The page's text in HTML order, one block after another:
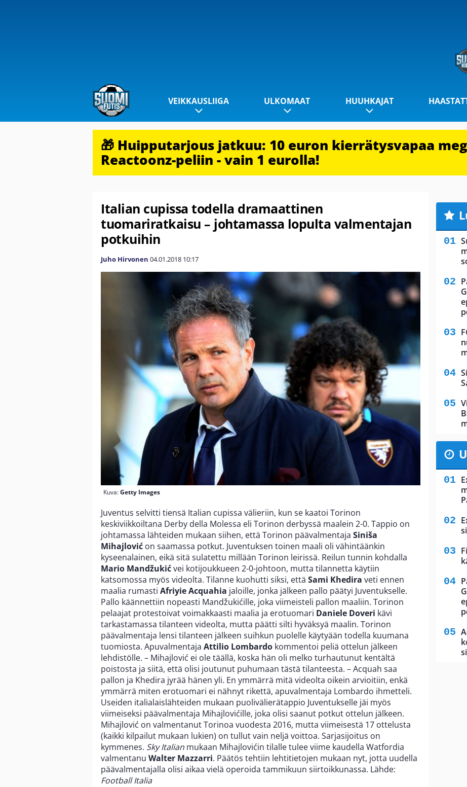
VEIKKAUSLIIGA ULKOMAAT HUUHKAJAT
🎁 Huipputarjous jatkuu: 10 euron kierrätysvapaa
Reactoonz-peliin - vain 1 eurolla!
Italian cupissa todella dramaattinen
tuomariratkaisu – johtamassa lopulta valmentajan
potkuihin
Juho Hirvonen 04.01.2018 10:17
Kuva:Getty Images
Juventus selvitti tiensä Italian cupissa välieriin, kun se kaatoi Torinon
keskiviikkoiltana Derby della Molessa eli Torinon derbyssä maalein 2-0. Tappio on
johtamassa lähteiden mukaan siihen, että Torinon päävalmentaja Siniša
Mihajlović on saamassa potkut. Juventuksen toinen maali oli vähintäänkin
kyseenalainen, eikä sitä sulatettu millään Torinon leirissä. Reilun tunnin kohdalla
Mario Mandžukićvei kotijoukkueen 2-0-johtoon, mutta tilannetta käytiin
katsomossa myös videolta. Tilanne kuohutti siksi, että Sami Khedira veti ennen
maalia rumasti Afriyie Acquahia jaloille, jonka jälkeen pallo päätyi Juventukselle.
Pallo käännettiin nopeasti Mandžukićille, joka viimeisteli pallon maaliin. Torinon
pelaajat protestoivat voimakkaasti maalia ja erotuomari Daniele Doveri kävi
tarkastamassa tilanteen videolta, mutta päätti silti hyväksyä maalin. Torinon
päävalmentaja lensi tilanteen jälkeen suihkun puolelle käytyään todella kuumana
tuomiosta. Apuvalmentaja Attilio Lombardo kommentoi peliä ottelun jälkeen
lehdistölle. – Mihajlović ei ole täällä, koska hän oli melko turhautunut kentältä
poistosta ja siitä, että olisi joutunut puhumaan tästä tilanteesta. – Acquah saa
pallon ja Khedira jyrää hänen yli. En ymmärrä mitä videolta oikein arvioitiin, enkä
ymmärrä miten erotuomari ei nähnyt rikettä, apuvalmentaja Lombardo ihmetteli.
Useiden italialaislähteiden mukaan puolivälierätappio Juventukselle jäi myös
viimeiseksi päävalmentaja Mihajlovićille, joka olisi saanut potkut ottelun jälkeen.
Mihajlović on valmentanut Torinoa vuodesta 2016, mutta viimeisestä 17 ottelusta
(kaikki kilpailut mukaan lukien) on tullut vain neljä voittoa. Sarjasijoitus on
kymmenes. Sky Italian mukaan Mihajlovićin tilalle tulee viime kaudella Watfordia
valmentanu Walter Mazzarri. Päätös tehtiin lehtitietojen mukaan nyt, jotta uudella
päävalmentajalla olisi aikaa vielä operoida tammikuun siirtoikkunassa. Lähde:
Football Italia